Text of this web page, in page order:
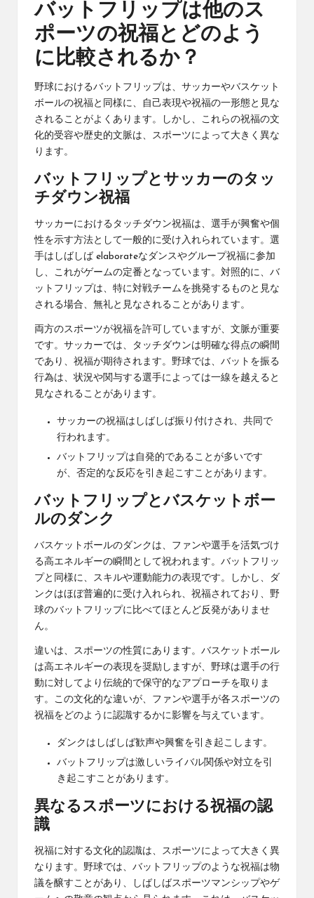
バットフリップは他のス
ポーツの祝福とどのよう
に比較されるか？
野球におけるバットフリップは、サッカーやバスケット
ボールの祝福と同様に、自己表現や祝福の一形態と見な
されることがよくあります。しかし、これらの祝福の文
化的受容や歴史的文脈は、スポーツによって大きく異な
ります。
バットフリップとサッカーのタッ
チダウン祝福
サッカーにおけるタッチダウン祝福は、選手が興奮や個
性を示す方法として一般的に受け入れられています。選
手はしばしば elaborateなダンスやグループ祝福に参加
し、これがゲームの定番となっています。対照的に、バ
ットフリップは、特に対戦チームを挑発するものと見な
される場合、無礼と見なされることがあります。
両方のスポーツが祝福を許可していますが、文脈が重要
です。サッカーでは、タッチダウンは明確な得点の瞬間
であり、祝福が期待されます。野球では、バットを振る
行為は、状況や関与する選手によっては一線を越えると
見なされることがあります。
サッカーの祝福はしばしば振り付けされ、共同で
行われます。
バットフリップは自発的であることが多いです
が、否定的な反応を引き起こすことがあります。
バットフリップとバスケットボー
ルのダンク
バスケットボールのダンクは、ファンや選手を活気づけ
る高エネルギーの瞬間として祝われます。バットフリッ
プと同様に、スキルや運動能力の表現です。しかし、ダ
ンクはほぼ普遍的に受け入れられ、祝福されており、野
球のバットフリップに比べてほとんど反発がありませ
ん。
違いは、スポーツの性質にあります。バスケットボール
は高エネルギーの表現を奨励しますが、野球は選手の行
動に対してより伝統的で保守的なアプローチを取りま
す。この文化的な違いが、ファンや選手が各スポーツの
祝福をどのように認識するかに影響を与えています。
ダンクはしばしば歓声や興奮を引き起こします。
バットフリップは激しいライバル関係や対立を引
き起こすことがあります。
異なるスポーツにおける祝福の認
識
祝福に対する文化的認識は、スポーツによって大きく異
なります。野球では、バットフリップのような祝福は物
議を醸すことがあり、しばしばスポーツマンシップやゲ